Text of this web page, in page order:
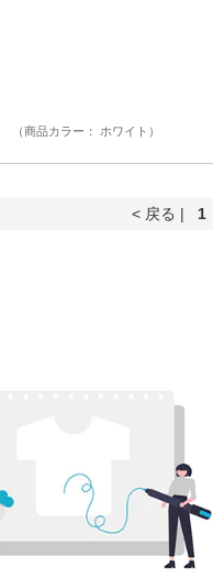
（商品カラー： ホワイト）
< 戻る | 1